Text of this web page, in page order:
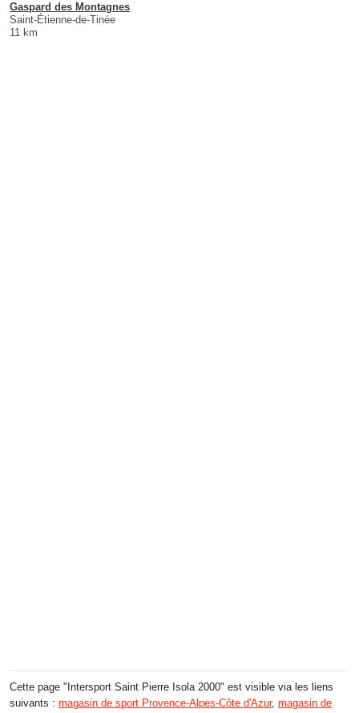
Gaspard des Montagnes
Saint-Étienne-de-Tinée
11 km
Cette page "Intersport Saint Pierre Isola 2000" est visible via les liens
suivants : magasin de sport Provence-Alpes-Côte d'Azur, magasin de